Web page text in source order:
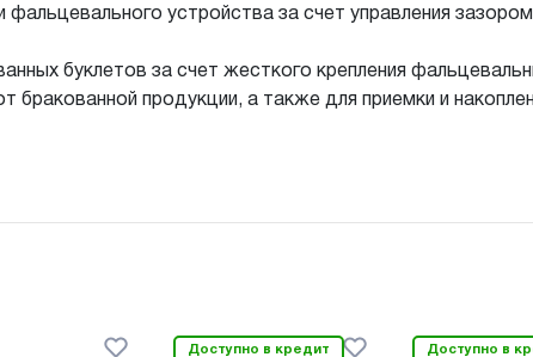
фальцевального устройства за счет управления
буклетов за счет жесткого крепления
бракованной продукции, а также для приемки и
Доступно в кредит Доступно в